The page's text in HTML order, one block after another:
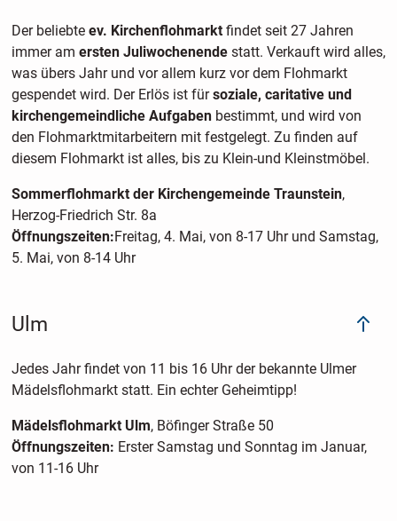
Der beliebteev. Kirchenflohmarktfindet seit 27 Jahren
immer am ersten Juliwochenendestatt. Verkauft wird alles,
was übers Jahr und vor allem kurz vor dem Flohmarkt
gespendet wird. Der Erlös ist fürsoziale, caritative und
kirchengemeindliche Aufgabenbestimmt, und wird von
den Flohmarktmitarbeitern mit festgelegt. Zu finden auf
diesem Flohmarkt ist alles, bis zu Klein-und Kleinstmöbel.
Sommerflohmarkt der Kirchengemeinde Traunstein,
Herzog-Friedrich Str. 8a
Öffnungszeiten:Freitag, 4. Mai, von 8-17 Uhr und Samstag,
5. Mai, von 8-14 Uhr
Ulm
Jedes Jahr findet von 11 bis 16 Uhr der bekannte Ulmer
Mädelsflohmarkt statt. Ein echter Geheimtipp!
Mädelsflohmarkt Ulm, Böfinger Straße 50
Öffnungszeiten: Erster Samstag und Sonntag im Januar,
von 11-16 Uhr